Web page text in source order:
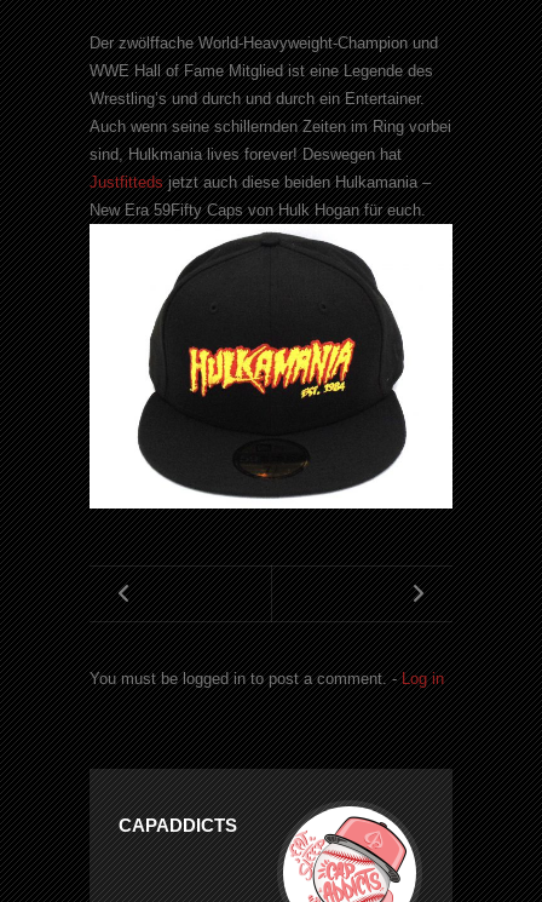
Der zwölffache World-Heavyweight-Champion und
WWE Hall of Fame Mitglied ist eine Legende des
Wrestling’s und durch und durch ein Entertainer.
Auch wenn seine schillernden Zeiten im Ring vorbei
sind, Hulkmania lives forever! Deswegen hat
Justfittedsjetzt auch diese beiden Hulkamania –
New Era 59Fifty Caps von Hulk Hogan für euch.
You must be logged in to post a comment. -Log in
CAPADDICTS